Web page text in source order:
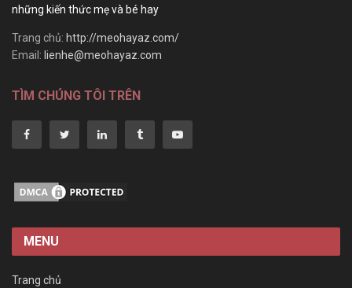
những kiến thức mẹ và bé hay
Trang chủ: http://meohayaz.com/
Email: lienhe@meohayaz.com
TÌM CHÚNG TÔI TRÊN
MENU
Trang chủ